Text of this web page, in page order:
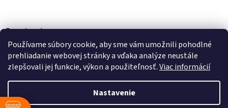
Používame súbory cookie, aby sme vám umožnili pohodlné
prehliadanie webovej stránky a vďaka analýze neustále
zlepšovali jej funkcie, výkon a použiteľnosť.Viac informácií
Nastavenie
Facebook
Vytvoril Shoptet